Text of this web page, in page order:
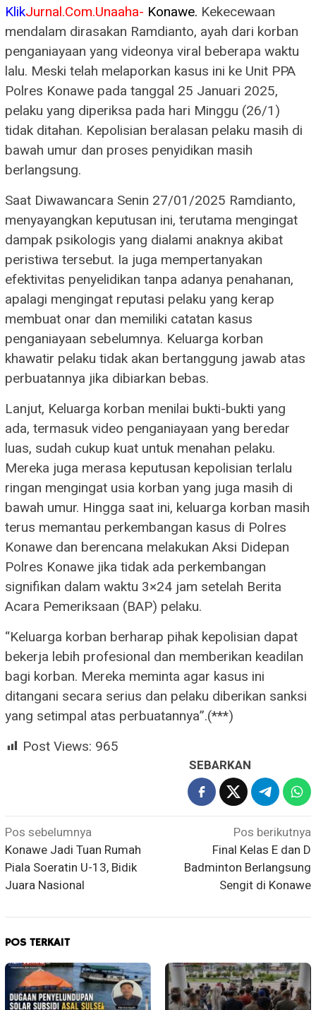
KlikJurnal.Com.Unaaha- Konawe. Kekecewaan
mendalam dirasakan Ramdianto, ayah dari korban
penganiayaan yang videonya viral beberapa waktu
lalu. Meski telah melaporkan kasus ini ke Unit PPA
Polres Konawe pada tanggal 25 Januari 2025,
pelaku yang diperiksa pada hari Minggu (26/1)
tidak ditahan. Kepolisian beralasan pelaku masih di
bawah umur dan proses penyidikan masih
berlangsung.
Saat Diwawancara Senin 27/01/2025 Ramdianto,
menyayangkan keputusan ini, terutama mengingat
dampak psikologis yang dialami anaknya akibat
peristiwa tersebut. Ia juga mempertanyakan
efektivitas penyelidikan tanpa adanya penahanan,
apalagi mengingat reputasi pelaku yang kerap
membuat onar dan memiliki catatan kasus
penganiayaan sebelumnya. Keluarga korban
khawatir pelaku tidak akan bertanggung jawab atas
perbuatannya jika dibiarkan bebas.
Lanjut, Keluarga korban menilai bukti-bukti yang
ada, termasuk video penganiayaan yang beredar
luas, sudah cukup kuat untuk menahan pelaku.
Mereka juga merasa keputusan kepolisian terlalu
ringan mengingat usia korban yang juga masih di
bawah umur. Hingga saat ini, keluarga korban masih
terus memantau perkembangan kasus di Polres
Konawe dan berencana melakukan Aksi Didepan
Polres Konawe jika tidak ada perkembangan
signifikan dalam waktu 3×24 jam setelah Berita
Acara Pemeriksaan (BAP) pelaku.
“Keluarga korban berharap pihak kepolisian dapat
bekerja lebih profesional dan memberikan keadilan
bagi korban. Mereka meminta agar kasus ini
ditangani secara serius dan pelaku diberikan sanksi
yang setimpal atas perbuatannya”.(***)
Post Views: 965
SEBARKAN
Navigasi
pos
Pos sebelumnya
Konawe Jadi Tuan Rumah
Piala Soeratin U-13, Bidik
Juara Nasional
Pos berikutnya
Final Kelas E dan D
Badminton Berlangsung
Sengit di Konawe
POS TERKAIT